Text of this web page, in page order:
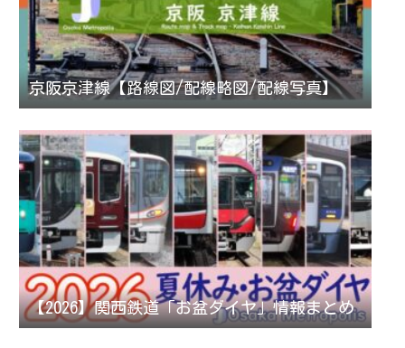
京阪京津線【路線図/配線略図/配線写真】
【2026】関西鉄道「お盆ダイヤ」情報まとめ